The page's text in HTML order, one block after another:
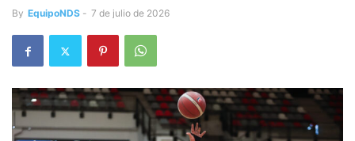
By EquipoNDS - 7 de julio de 2026